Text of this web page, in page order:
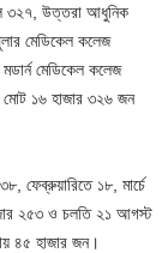
৩২৭, উত্তরা আধুনিক
মেডিকেল কলেজ
মেডিকেল কলেজ
মোট ১৬ হাজার ৩২৬ জন
ফেব্রুয়ারিতে ১৮, মার্চে
২৫৩ ও চলতি ২১ আগস্ট
৪৫ হাজার জন।